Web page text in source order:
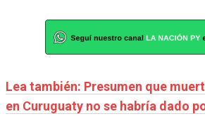
Lea también: Presumen que
en Curuguaty no se habría dado